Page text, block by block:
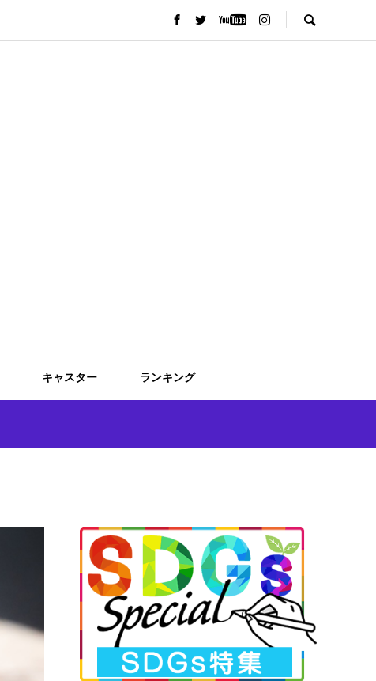
キャスター ランキング